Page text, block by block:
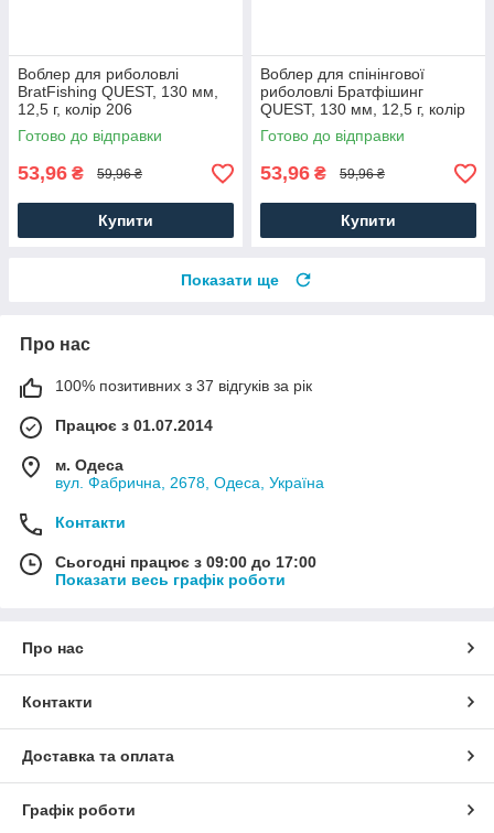
Воблер для риболовлі
BratFishing QUEST, 130 мм,
12,5 г, колір 206
Готово до відправки
53,96 ₴ 59,96 ₴
Купити
Воблер для спінінгової
риболовлі Братфішинг
QUEST, 130 мм, 12,5 г, колір
207
Готово до відправки
53,96 ₴ 59,96 ₴
Купити
Показати ще
Про нас
100% позитивних з 37 відгуків за рік
Працює з 01.07.2014
м. Одеса
вул. Фабрична, 2678, Одеса, Україна
Контакти
Сьогодні працює з 09:00 до 17:00
Показати весь графік роботи
Про нас
Контакти
Доставка та оплата
Графік роботи